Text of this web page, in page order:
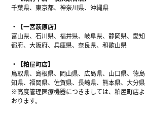
千葉県、東京都、神奈川県、沖縄県
【一宮萩原店】
富山県、石川県、福井県、岐阜県、静岡県、愛
都府、大阪府、兵庫県、奈良県、和歌山県
【粕屋町店】
鳥取県、島根県、岡山県、広島県、山口県、徳
知県、福岡県、佐賀県、長崎県、熊本県、大分
※高度管理医療機器につきましては、粕屋町店
おります。